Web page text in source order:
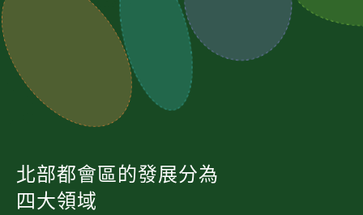
北部都會區的發展分為
四大領域